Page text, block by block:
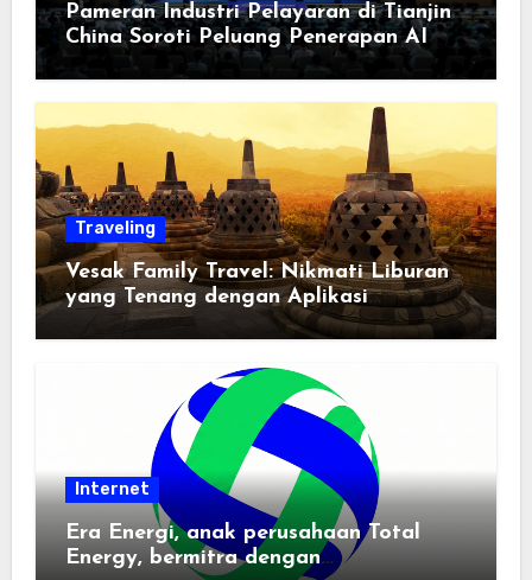
Pameran Industri Pelayaran di Tianjin
China Soroti Peluang Penerapan AI
Traveling
Vesak Family Travel: Nikmati Liburan
yang Tenang dengan Aplikasi
Pemindai PDF
Internet
Era Energi, anak perusahaan Total
Energy, bermitra dengan